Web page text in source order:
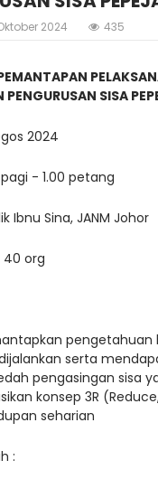
2024 435
PENGURUSAN SISA
2024
- 1.00 petang
Ibnu Sina, JANM Johor
40 org
pengetahuan
serta
pengasingan sisa
konsep 3R
seharian
: